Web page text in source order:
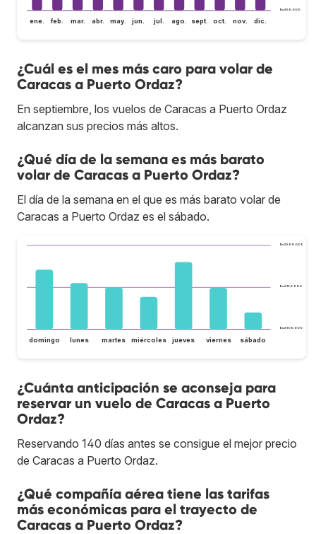
Bs.S50.000
ene. feb. mar. abr. may. jun. jul. ago. sept. oct. nov. dic.
¿Cuál es el mes más caro para volar de
Caracas a Puerto Ordaz?
En septiembre, los vuelos de Caracas a Puerto Ordaz
alcanzan sus precios más altos.
¿Qué día de la semana es más barato
volar de Caracas a Puerto Ordaz?
El día de la semana en el que es más barato volar de
Caracas a Puerto Ordaz es el sábado.
Bs.S100.000
Bs.S150.000
Bs.S200.000
domingo lunes martes miércoles jueves viernes sábado
¿Cuánta anticipación se aconseja para
reservar un vuelo de Caracas a Puerto
Ordaz?
Reservando 140 días antes se consigue el mejor precio
de Caracas a Puerto Ordaz.
¿Qué compañía aérea tiene las tarifas
más económicas para el trayecto de
Caracas a Puerto Ordaz?